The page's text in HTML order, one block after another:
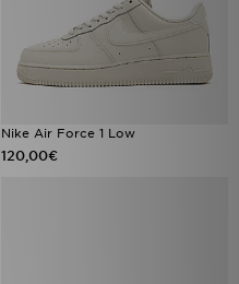
Nike Air Force 1 Low
120,00€